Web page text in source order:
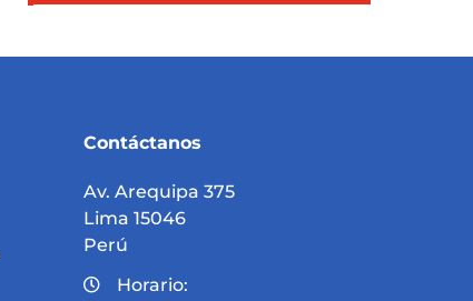
Contáctanos
Av. Arequipa 375
Lima 15046
Perú
Horario: